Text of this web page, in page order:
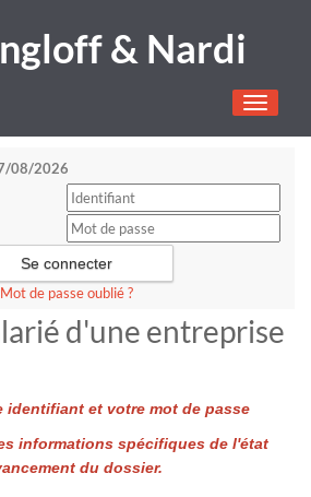
& Nardi
Toggle
08/2026
Mot de passe oublié ?
d'une entreprise
identifiant et votre mot de passe
informations spécifiques de l'état
du dossier.